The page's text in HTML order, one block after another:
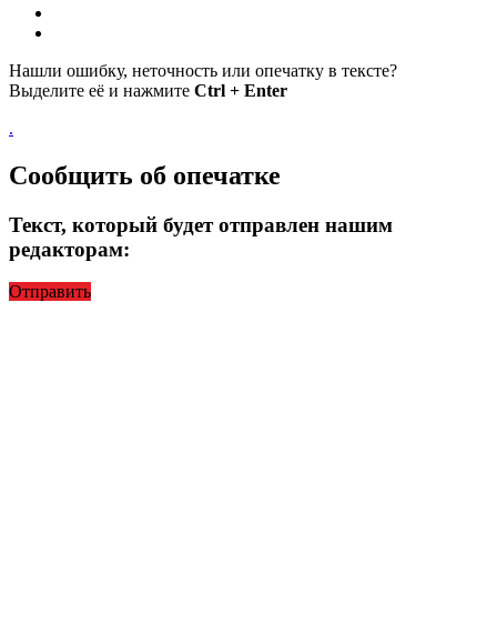
Нашли ошибку, неточность или опечатку в тексте?
Выделите её и нажмите Ctrl + Enter
.
Сообщить об опечатке
Текст, который будет отправлен нашим
редакторам:
Отправить